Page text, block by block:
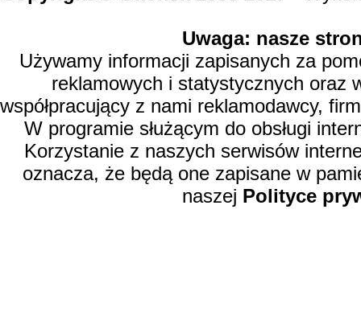
Uwaga: nasze
Używamy informacji zapisanych za
reklamowych i statystycznych oraz
współpracujący z nami reklamodawcy,
W programie służącym do obsługi
Korzystanie z naszych serwisów
oznacza, że będą one zapisane w
naszej Polityce